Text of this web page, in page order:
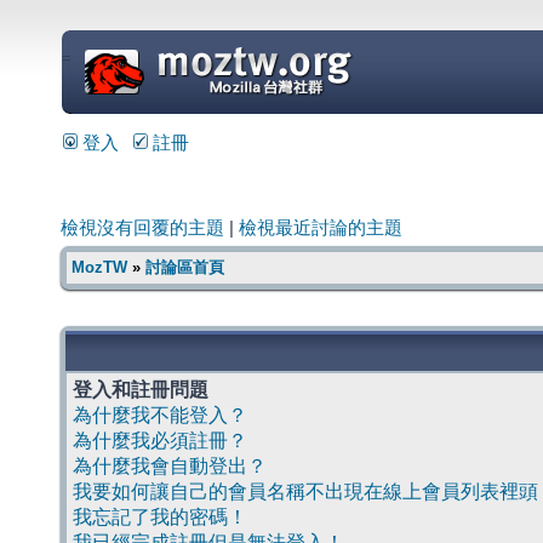
=
登入 註冊
檢視沒有回覆的主題 檢視最近討論的主題
MozTW» 討論區首頁
登入和註冊問題
為什麼我不能登入？
為什麼我必須註冊？
為什麼我會自動登出？
我要如何讓自己的會員名稱不出現在線上會員列表裡頭
我忘記了我的密碼！